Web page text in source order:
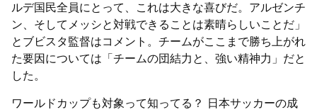
ルデ国民全員にとって、これは大きな喜びだ。アルゼンチ
ン、そしてメッシと対戦できることは素晴らしいことだ」
とブビスタ監督はコメント。チームがここまで勝ち上がれ
た要因については「チームの団結力と、強い精神力」だと
した。
ワールドカップも対象って知ってる？ 日本サッカーの成